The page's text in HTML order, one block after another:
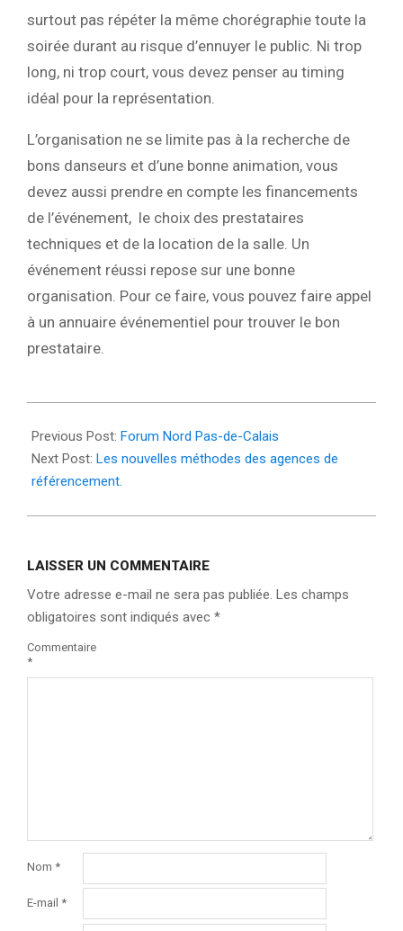
surtout pas répéter la même chorégraphie toute la
soirée durant au risque d’ennuyer le public. Ni trop
long, ni trop court, vous devez penser au timing
idéal pour la représentation.
L’organisation ne se limite pas à la recherche de
bons danseurs et d’une bonne animation, vous
devez aussi prendre en compte les financements
de l’événement, le choix des prestataires
techniques et de la location de la salle. Un
événement réussi repose sur une bonne
organisation. Pour ce faire, vous pouvez faire appel
à un annuaire événementiel pour trouver le bon
prestataire.
08-
18
Previous Post: Forum Nord Pas-de-Calais
Next Post: Les nouvelles méthodes des agences de
référencement.
LAISSER UN COMMENTAIRE
Votre adresse e-mail ne sera pas publiée. Les champs
obligatoires sont indiqués avec *
Commentaire
*
Nom *
E-mail *